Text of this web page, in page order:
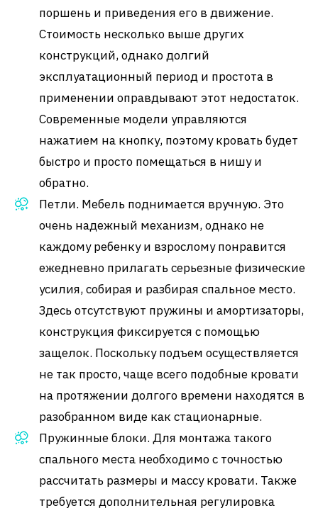
поршень и приведения его в движение.
Стоимость несколько выше других
конструкций, однако долгий
эксплуатационный период и простота в
применении оправдывают этот недостаток.
Современные модели управляются
нажатием на кнопку, поэтому кровать будет
быстро и просто помещаться в нишу и
обратно.
Петли. Мебель поднимается вручную. Это
очень надежный механизм, однако не
каждому ребенку и взрослому понравится
ежедневно прилагать серьезные физические
усилия, собирая и разбирая спальное место.
Здесь отсутствуют пружины и амортизаторы,
конструкция фиксируется с помощью
защелок. Поскольку подъем осуществляется
не так просто, чаще всего подобные кровати
на протяжении долгого времени находятся в
разобранном виде как стационарные.
Пружинные блоки. Для монтажа такого
спального места необходимо с точностью
рассчитать размеры и массу кровати. Также
требуется дополнительная регулировка